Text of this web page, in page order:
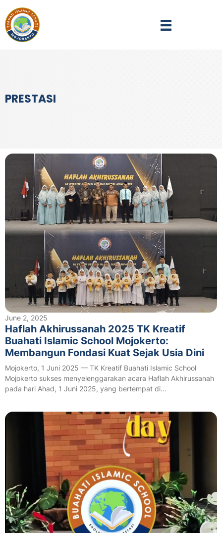
PRESTASI
June 2, 2025
Haflah Akhirussanah 2025 TK Kreatif
Buahati Islamic School Mojokerto:
Membangun Fondasi Kuat Sejak Usia Dini
Mojokerto, 1 Juni 2025 — TK Kreatif Buahati Islamic School
Mojokerto sukses menyelenggarakan acara Haflah Akhirussanah
pada hari Ahad, 1 Juni 2025, yang bertempat di…